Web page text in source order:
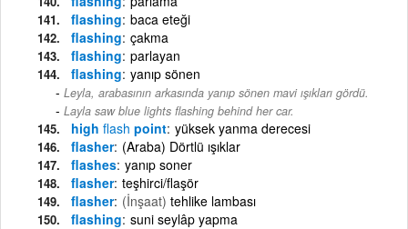
flashing baca eteği
flashing çakma
flashing parlayan
flashing yanıp sönen
Leyla, arabasının arkasında yanıp sönen mavi ışıkları gördü.
- Layla saw blue lights flashing behind her car.
high flash point yüksek yanma derecesi
flasher (Araba) Dörtlü ışıklar
flashes yanıp soner
flasher teşhirci/flaşör
flasher (İnşaat) tehlike lambası
flashing suni seylâp yapma